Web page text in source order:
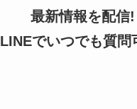
最新情報を配信!
LINEでいつでも質問